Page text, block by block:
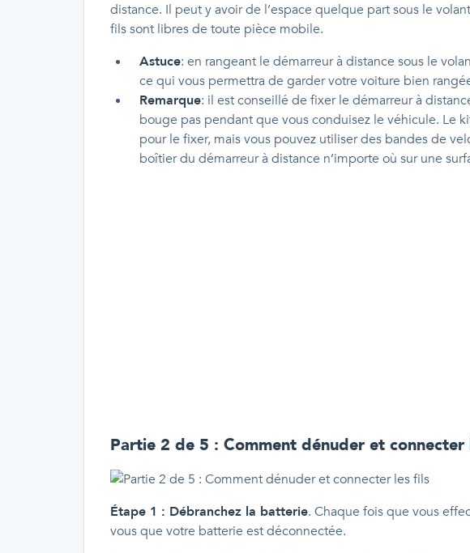
distance. Il peut y avoir de l’espace quelque part sous le
fils sont libres de toute pièce mobile.
Astuce: en rangeant le démarreur à distance sous le
ce qui vous permettra de garder votre voiture bien
Remarque: il est conseillé de fixer le démarreur à
bouge pas pendant que vous conduisez le véhicule. Le
pour le fixer, mais vous pouvez utiliser des bandes de
boîtier du démarreur à distance n’importe où sur une
Partie 2 de 5 : Comment dénuder et connecter
Étape 1 : Débranchez la batterie. Chaque fois que vous
vous que votre batterie est déconnectée.